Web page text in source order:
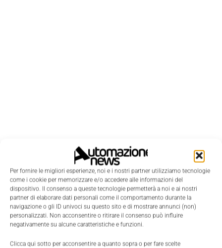
Per fornire le migliori esperienze, noi e i nostri partner utilizziamo tecnologie
come i cookie per memorizzare e/o accedere alle informazioni del
dispositivo. Il consenso a queste tecnologie permetterà a noi e ai nostri
partner di elaborare dati personali come il comportamento durante la
navigazione o gli ID univoci su questo sito e di mostrare annunci (non)
personalizzati. Non acconsentire o ritirare il consenso può influire
negativamente su alcune caratteristiche e funzioni.
Clicca qui sotto per acconsentire a quanto sopra o per fare scelte
LEGGI LA RIVISTA ⇢